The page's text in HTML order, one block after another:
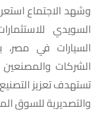
وشهد الاجتماع
السويدي
السيارات في
الشركات والمصنعين
تستهدف تعزيز
والتصديرية للسوق